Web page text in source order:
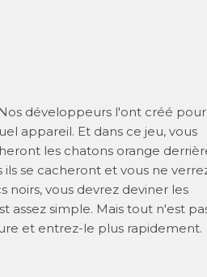
développeurs l'ont créé pour
appareil. Et dans ce jeu, vous
les chatons orange
se cacheront et vous ne
noirs, vous devrez deviner les
assez simple. Mais tout n'est
et entrez-le plus rapidement.